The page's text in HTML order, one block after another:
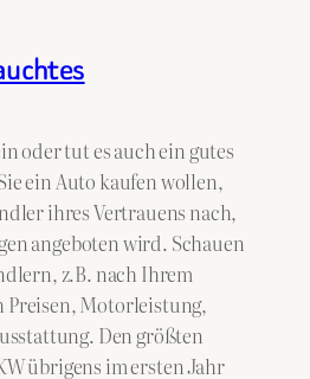
oder tut es auch ein gutes
ein Auto kaufen wollen,
ihres Vertrauens nach,
angeboten wird. Schauen
z.B. nach Ihrem
Motorleistung,
Den größten
übrigens im ersten Jahr